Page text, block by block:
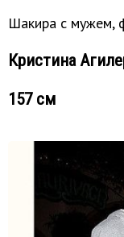
Шакира с мужем,
Кристина
157 см